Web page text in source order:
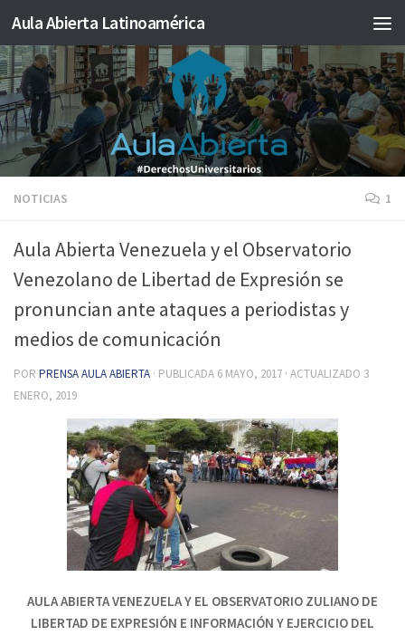
Saltar al contenido
Aula Abierta Latinoamérica
NOTICIAS 1
Aula Abierta Venezuela y el Observatorio
Venezolano de Libertad de Expresión se
pronuncian ante ataques a periodistas y
medios de comunicación
POR PRENSA AULA ABIERTA · PUBLICADA 6 MAYO, 2017 · ACTUALIZADO 3
ENERO, 2019
AULA ABIERTA VENEZUELA Y EL OBSERVATORIO ZULIANO DE
LIBERTAD DE EXPRESIÓN E INFORMACIÓN Y EJERCICIO DEL